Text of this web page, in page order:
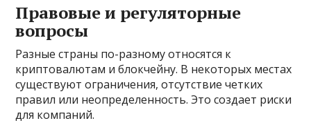
Правовые и регуляторные
вопросы
Разные страны по-разному относятся к
криптовалютам и блокчейну. В некоторых местах
существуют ограничения, отсутствие четких
правил или неопределенность. Это создает риски
для компаний.